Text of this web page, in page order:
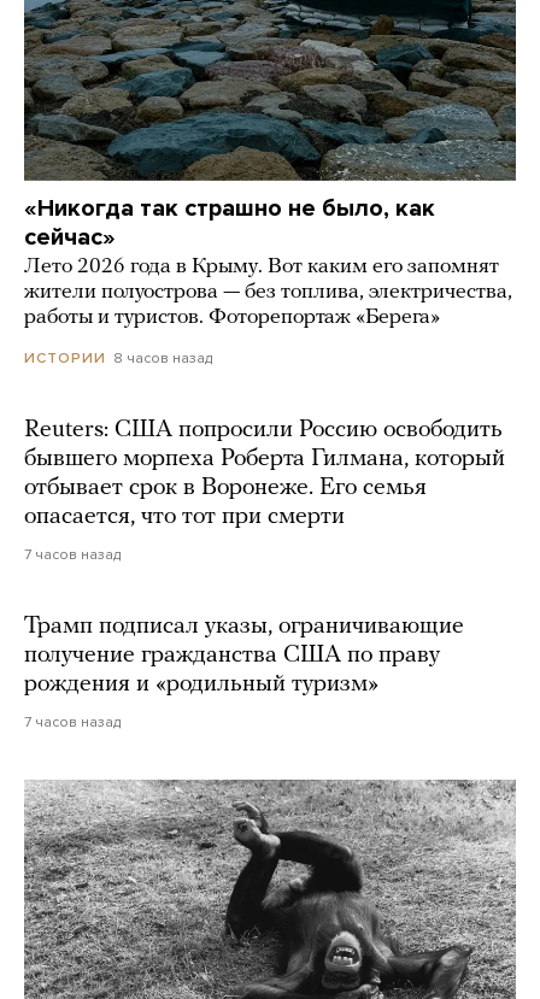
«Никогда так страшно не было, как
сейчас»
Лето 2026 года в Крыму. Вот каким его запомнят
жители полуострова — без топлива, электричества,
работы и туристов. Фоторепортаж «Берега»
ИСТОРИИ 8 часов назад
Reuters: США попросили Россию освободить
бывшего морпеха Роберта Гилмана, который
отбывает срок в Воронеже. Его семья
опасается, что тот при смерти
7 часов назад
Трамп подписал указы, ограничивающие
получение гражданства США по праву
рождения и «родильный туризм»
7 часов назад